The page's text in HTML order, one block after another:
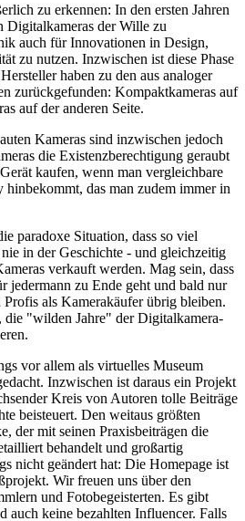
zu erkennen: In den ersten Jahren
Digitalkameras der Wille zu
auch für Innovationen in Design,
zu nutzen. Inzwischen ist diese Phase
haben zu den aus analoger
zurückgefunden: Kompaktkameras auf
auf der anderen Seite.
Kameras sind inzwischen jedoch
die Existenzberechtigung geraubt
kaufen, wenn man vergleichbare
das man zudem immer in
paradoxe Situation, dass so viel
in der Geschichte - und gleichzeitig
verkauft werden. Mag sein, dass
jedermann zu Ende geht und bald nur
als Kamerakäufer übrig bleiben.
die "wilden Jahre" der Digitalkamera-
vor allem als virtuelles Museum
Inzwischen ist daraus ein Projekt
Kreis von Autoren tolle Beiträge
beisteuert. Den weitaus größten
der mit seinen Praxisbeiträgen die
behandelt und großartig
nicht geändert hat: Die Homepage ist
Wir freuen uns über den
und Fotobegeisterten. Es gibt
auch keine bezahlten Influencer. Falls